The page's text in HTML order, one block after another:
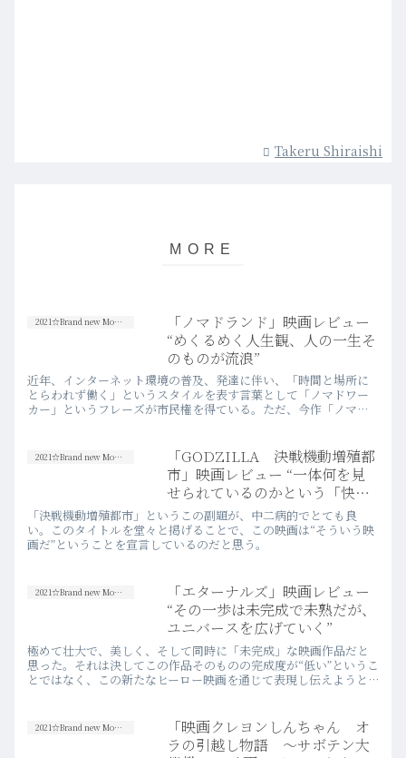
Takeru Shiraishi
2021☆Brand new Movies
「ノマドランド」映画レビュー
“めくるめく人生観、人の一生そ
のものが流浪”
近年、インターネット環境の普及、発達に伴い、「時間と場所に
とらわれず働く」というスタイルを表す言葉として「ノマドワー
カー」というフレーズが市民権を得ている。ただ、今作「ノマド
2021☆Brand new Movies
「GODZILLA 決戦機動増殖都
市」映画レビュー “一体何を見
せられているのかという「快
感」”
「決戦機動増殖都市」というこの副題が、中二病的でとても良
い。このタイトルを堂々と掲げることで、この映画は“そういう映
画だ”ということを宣言しているのだと思う。
2021☆Brand new Movies
「エターナルズ」映画レビュー
“その一歩は未完成で未熟だが、
ユニバースを広げていく”
極めて壮大で、美しく、そして同時に「未完成」な映画作品だと
思った。それは決してこの作品そのものの完成度が“低い”というこ
とではなく、この新たなヒーロー映画を通じて表現し伝えようと
2021☆Brand new Movies
「映画クレヨンしんちゃん オ
ラの引越し物語 ～サボテン大